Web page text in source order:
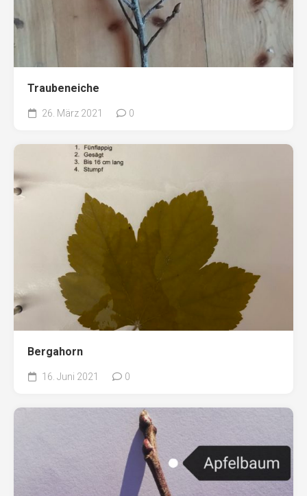
Traubeneiche
26. März 2021 0
Bergahorn
16. Juni 2021 0